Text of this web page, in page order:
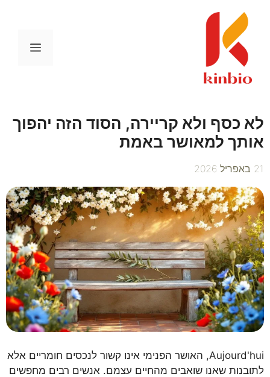
לתוכן
תפריט
לא כסף ולא קריירה, הסוד הזה יהפוך
אותך למאושר באמת
21 באפריל 2026
Aujourd'hui, האושר הפנימי אינו קשור לנכסים חומריים אלא
לתובנות שאנו שואבים מהחיים עצמם. אנשים רבים מחפשים